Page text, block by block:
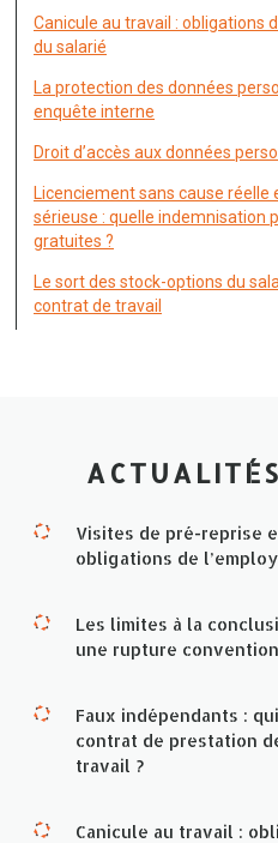
Canicule au travail : obligations
du salarié
La protection des données
enquête interne
Droit d’accès aux données
Licenciement sans cause réelle
sérieuse : quelle indemnisation
gratuites ?
Le sort des stock-options du
contrat de travail
Visites de pré-reprise
obligations de
Les limites à la
une rupture
Faux indépendants :
contrat de prestation
travail ?
Canicule au travail :